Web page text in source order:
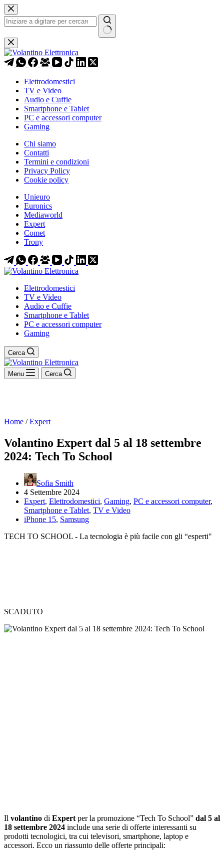
Salta
al
contenuto
Nessun
risultato
Elettrodomestici
TV e Video
Audio e Cuffie
Smartphone e Tablet
PC e accessori computer
Gaming
Chi siamo
Contatti
Termini e condizioni
Privacy Policy
Cookie policy
Unieuro
Euronics
Mediaworld
Expert
Comet
Trony
Elettrodomestici
TV e Video
Audio e Cuffie
Smartphone e Tablet
PC e accessori computer
Gaming
Cerca
Menu Cerca
Home /Expert
Volantino Expert dal 5 al 18 settembre
2024: Tech To School
Sofia Smith
4 Settembre 2024
Expert, Elettrodomestici, Gaming, PC e accessori computer,
Smartphone e Tablet, TV e Video
iPhone 15, Samsung
TECH TO SCHOOL - La tecnologia è più facile con gli “esperti"
SCADUTO
Il volantino di Expert per la promozione “Tech To School” dal 5 al
18 settembre 2024 include una serie di offerte interessanti su
prodotti tecnologici, tra cui televisori, smartphone, laptop e
accessori. Ecco un riassunto delle offerte principali: